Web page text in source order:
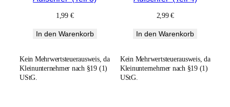
1,99 €
In den Warenkorb
Kein Mehrwertsteuerausweis, da
Kleinunternehmer nach §19 (1)
UStG.
2,99€
In den Warenkorb
Kein Mehrwertsteuerausweis, da
Kleinunternehmer nach §19 (1)
UStG.